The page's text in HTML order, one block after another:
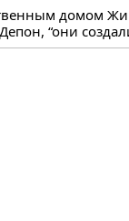
домом
“они